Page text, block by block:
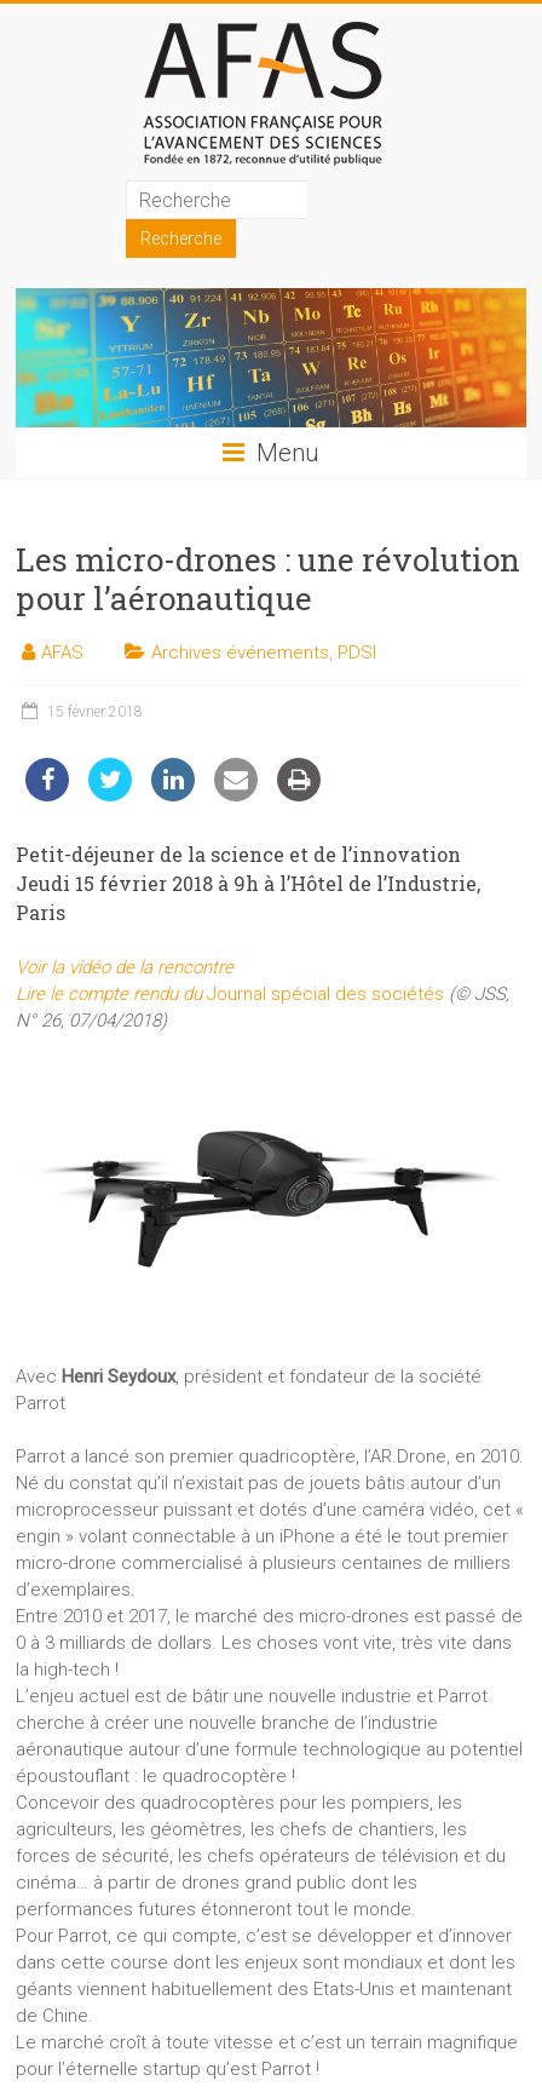
Association
française
pour
l'avancement
des
sciences
les
sciences
et
les
auprès
public
Menu
Les micro-drones : une révolution
pour l’aéronautique
AFAS Archives événements PDSI
15 février 2018
Petit-déjeuner de la science et de l’innovation
Jeudi 15 février 2018 à 9h à l’Hôtel de l’Industrie,
Paris
Voir la vidéo de la rencontre
Lire le compte rendu duJournal spécial des sociétés (© JSS,
N° 26, 07/04/2018)
Avec Henri Seydoux, président et fondateur de la société
Parrot
Parrot a lancé son premier quadricoptère, l’AR.Drone, en 2010.
Né du constat qu’il n’existait pas de jouets bâtis autour d’un
microprocesseur puissant et dotés d’une caméra vidéo, cet «
engin » volant connectable à un iPhone a été le tout premier
micro-drone commercialisé à plusieurs centaines de milliers
d’exemplaires.
Entre 2010 et 2017, le marché des micro-drones est passé de
0 à 3 milliards de dollars. Les choses vont vite, très vite dans
la high-tech !
L’enjeu actuel est de bâtir une nouvelle industrie et Parrot
cherche à créer une nouvelle branche de l’industrie
aéronautique autour d’une formule technologique au potentiel
époustouflant : le quadrocoptère !
Concevoir des quadrocoptères pour les pompiers, les
agriculteurs, les géomètres, les chefs de chantiers, les
forces de sécurité, les chefs opérateurs de télévision et du
cinéma… à partir de drones grand public dont les
performances futures étonneront tout le monde.
Pour Parrot, ce qui compte, c’est se développer et d’innover
dans cette course dont les enjeux sont mondiaux et dont les
géants viennent habituellement des Etats-Unis et maintenant
de Chine.
Le marché croît à toute vitesse et c’est un terrain magnifique
pour l’éternelle startup qu’est Parrot !